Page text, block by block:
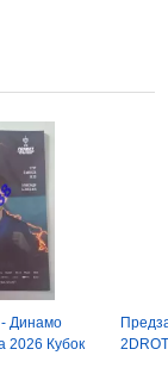
Динамо
2026 Кубок